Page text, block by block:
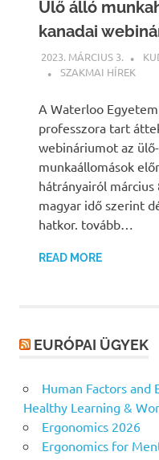
Ülő álló
kanadai
2023. MÁRCIUS 3.
SZAKMAI HÍREK
A Waterloo Egyetem
professzora tart
webináriumot az
munkaállomások
hátrányairól március
magyar idő szerint
hatkor. tovább…
READ MORE
EURÓPAI ÜGYEK
Human Factors
Healthy Learning &
Ergonomics 2026
Ergonomics for